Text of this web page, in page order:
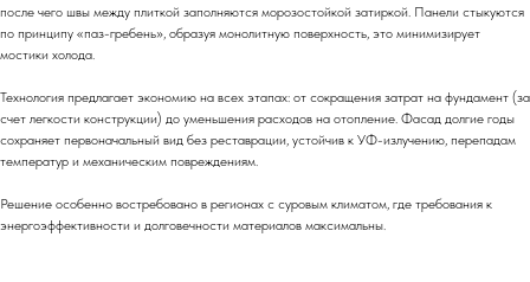
после чего швы между плиткой заполняются морозостойкой затиркой. Панели стыкуются
по принципу «паз-гребень», образуя монолитную поверхность, это минимизирует
мостики холода.
Технология предлагает экономию на всех этапах: от сокращения затрат на фундамент (за
счет легкости конструкции) до уменьшения расходов на отопление. Фасад долгие годы
сохраняет первоначальный вид без реставрации, устойчив к УФ-излучению, перепадам
температур и механическим повреждениям.
Решение особенно востребовано в регионах с суровым климатом, где требования к
энергоэффективности и долговечности материалов максимальны.